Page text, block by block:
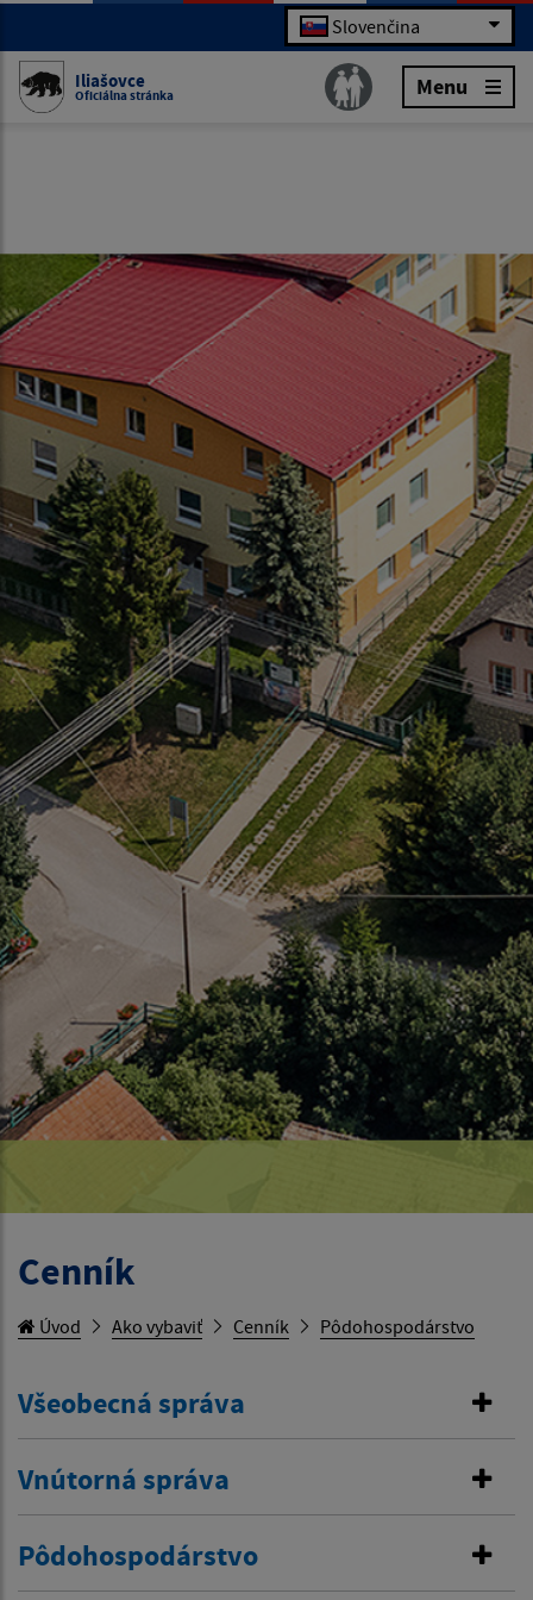
Slovenčina
Iliašovce
Oficiálna stránka Menu
Cenník
Úvod Ako vybaviť Cenník Pôdohospodárstvo
Všeobecná správa
Vnútorná správa
Pôdohospodárstvo